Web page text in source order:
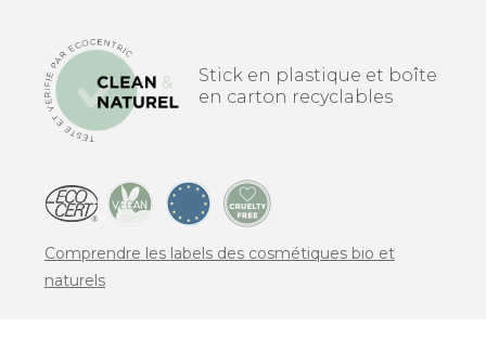
Stick en plastique et boîte
en carton recyclables
Comprendre les labels des cosmétiques bio et
naturels